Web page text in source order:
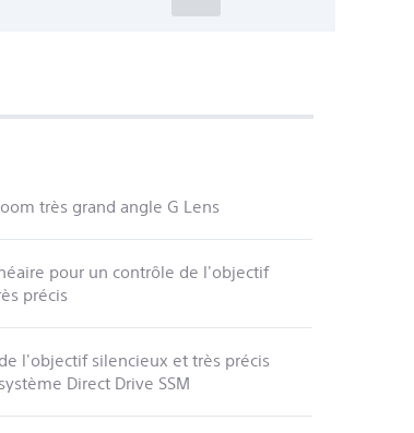
très grand angle G Lens
pour un contrôle de l'objectif
précis
l'objectif silencieux et très précis
Direct Drive SSM